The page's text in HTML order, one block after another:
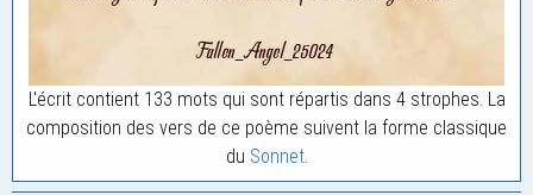
L'écrit contient 133 mots qui sont répartis dans 4 strophes. La
composition des vers de ce poème suivent la forme classique
du Sonnet.